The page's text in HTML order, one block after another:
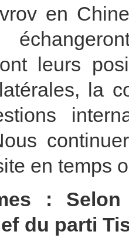
en
leurs
la
en temps
: Selon
du parti